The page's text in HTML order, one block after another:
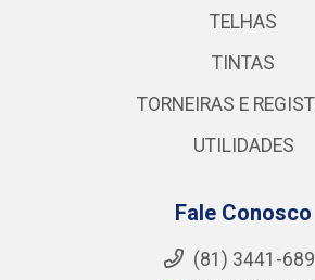
TELHAS
TINTAS
TORNEIRAS E
UTILIDADES
Fale Conosco
(81) 3441-